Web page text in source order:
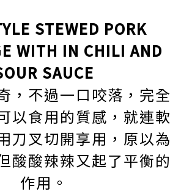
STEWED PORK
WITH IN CHILI AND
SAUCE
，不過一口咬落，完全
以食用的質感，就連軟
刀叉切開享用，原以為
酸酸辣辣又起了平衡的
作用。